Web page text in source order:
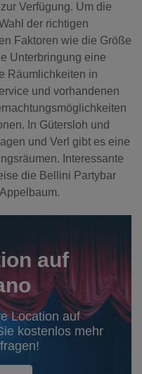
Verfügung. Um die
der richtigen
Faktoren wie die Größe
Unterbringung eine
Räumlichkeiten in
und vorhandenen
In Gütersloh und
und Verl gibt es eine
Interessante
die Bellini Partybar
auf
Location auf
kostenlos mehr